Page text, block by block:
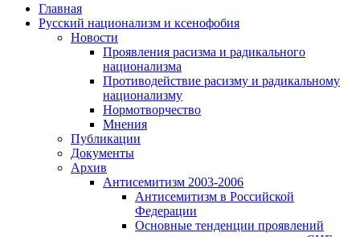
Главная
Русский национализм и ксенофобия
Новости
Проявления расизма и радикального
национализма
Противодействие расизму и радикальному
национализму
Нормотворчество
Мнения
Публикации
Документы
Архив
Антисемитизм 2003-2006
Антисемитизм в Российской
Федерации
Основные тенденции проявлений